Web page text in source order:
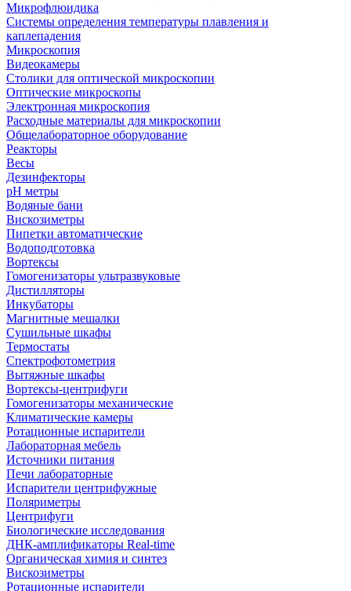
Микрофлюидика
Системы определения температуры плавления и
каплепадения
Микроскопия
Видеокамеры
Столики для оптической микроскопии
Оптические микроскопы
Электронная микроскопия
Расходные материалы для микроскопии
Общелабораторное оборудование
Реакторы
Весы
Дезинфекторы
рН метры
Водяные бани
Вискозиметры
Пипетки автоматические
Водоподготовка
Вортексы
Гомогенизаторы ультразвуковые
Дистилляторы
Инкубаторы
Магнитные мешалки
Сушильные шкафы
Термостаты
Спектрофотометрия
Вытяжные шкафы
Вортексы-центрифуги
Гомогенизаторы механические
Климатические камеры
Ротационные испарители
Лабораторная мебель
Источники питания
Печи лабораторные
Испарители центрифужные
Поляриметры
Центрифуги
Биологические исследования
ДНК-амплификаторы Real-time
Органическая химия и синтез
Вискозиметры
Ротационные испарители